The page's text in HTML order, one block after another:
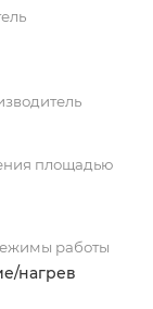
площадью
работы
нагрев